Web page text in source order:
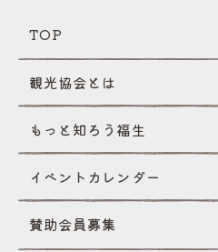
TOP
観光協会とは
もっと知ろう福生
福生ミニ辞典
伝統･文化
イベントカレンダー
賛助会員募集